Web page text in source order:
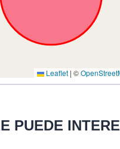
Leaflet | ©
PUEDE